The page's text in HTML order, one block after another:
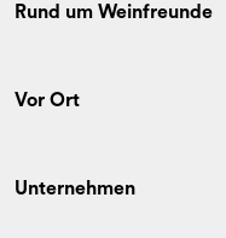
Rund um Weinfreunde
Vor Ort
Unternehmen